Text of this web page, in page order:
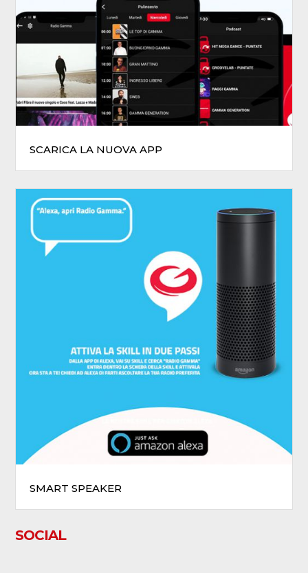
SCARICA LA NUOVA APP
SMART SPEAKER
SOCIAL